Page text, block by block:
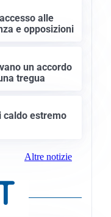
alle
e opposizioni
un accordo
tregua
caldo estremo
Altre notizie